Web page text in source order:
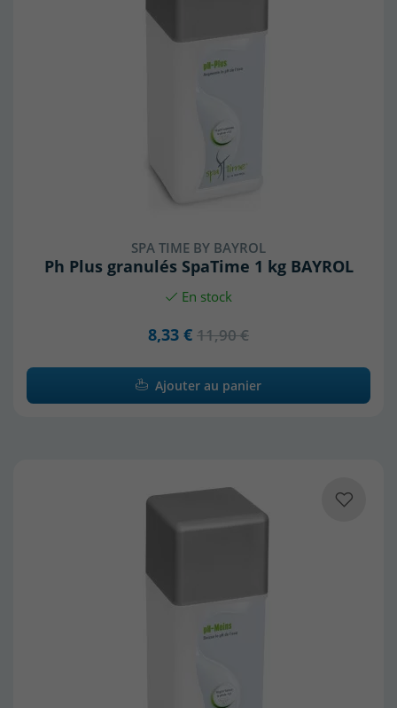
SPA TIME BY BAYROL
Ph Plus granulés SpaTime 1 kg BAYROL
En stock
8,33 € 11,90 €
Ajouter au panier